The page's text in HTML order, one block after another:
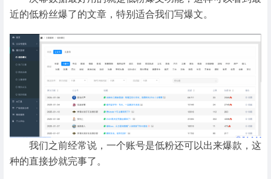
近的低粉丝爆了的文章，特别适合我们写爆文。
我们之前经常说，一个账号是低粉还可以出来爆款，这
种的直接抄就完事了。